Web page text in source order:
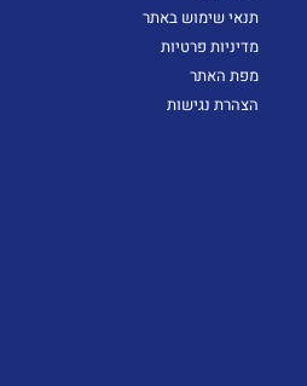
תנאי שימוש באתר
מדיניות פרטיות
מפת האתר
הצהרת נגישות